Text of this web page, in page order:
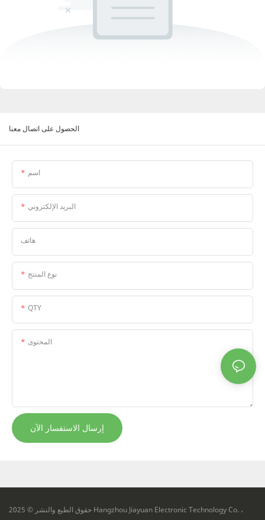
الحصول على اتصال معنا
اسم
البريد الإلكتروني
هاتف
نوع المنتج
QTY
المحتوى
إرسال الاستفسار الآن
حقوق الطبع والنشر © 2025 Hangzhou Jiayuan Electronic Technology Co. ،